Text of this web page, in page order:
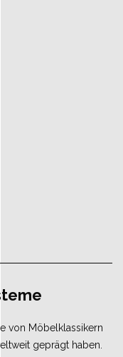
von Möbelklassikern
geprägt haben.